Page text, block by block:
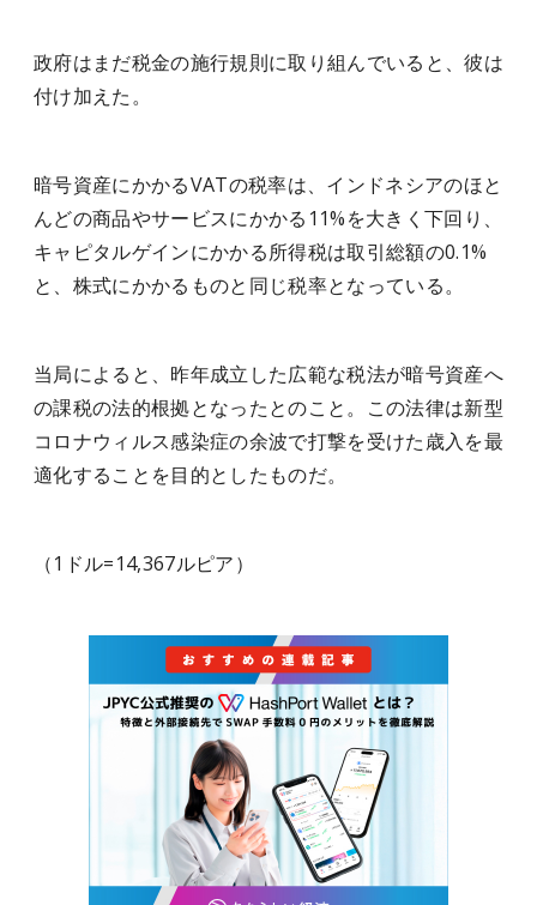
政府はまだ税金の施行規則に取り組んでいると、彼は
付け加えた。
暗号資産にかかるVATの税率は、インドネシアのほと
んどの商品やサービスにかかる11%を大きく下回り、
キャピタルゲインにかかる所得税は取引総額の0.1%
と、株式にかかるものと同じ税率となっている。
当局によると、昨年成立した広範な税法が暗号資産へ
の課税の法的根拠となったとのこと。この法律は新型
コロナウィルス感染症の余波で打撃を受けた歳入を最
適化することを目的としたものだ。
（1ドル=14,367ルピア）